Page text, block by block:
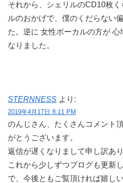
それから、シェリルのCD10枚
ルのおかげで、僕のくだらない
た。逆に 女性ボーカルの方が 心
なりました。
STERNNESS より:
2019年4月17日 8:11 PM
のんじさん、たくさんコメント
がとうございます。
返信が遅くなりまして申し訳あ
これから少しずつブログも更新
で、今後ともご覧頂ければ嬉しい